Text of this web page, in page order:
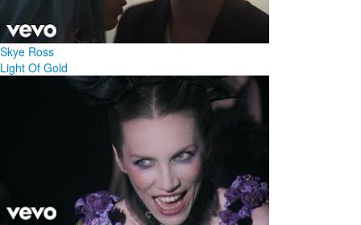
Skye Ross
Light Of Gold